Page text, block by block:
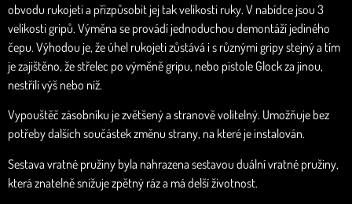
obvodu rukojeti a přizpůsobit jej tak velikosti ruky. V nabídce jsou 3
velikosti gripů. Výměna se provádí jednoduchou demontáží jediného
čepu. Výhodou je, že úhel rukojeti zůstává i s různými gripy stejný a tím
je zajištěno, že střelec po výměně gripu, nebo pistole Glock za jinou,
nestřílí výš nebo níž.
Vypouštěč zásobníku je zvětšený a stranově volitelný. Umožňuje bez
potřeby dalších součástek změnu strany, na které je instalován.
Sestava vratné pružiny byla nahrazena sestavou duální vratné pružiny,
která znatelně snižuje zpětný ráz a má delší životnost.